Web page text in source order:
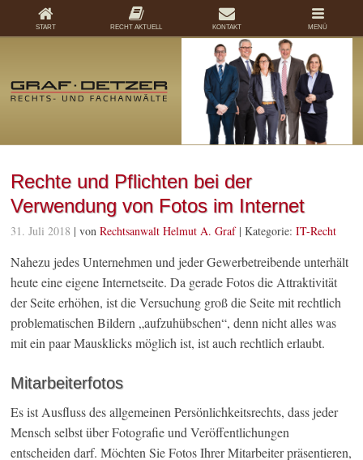
Rechte und Pflichten bei der
Verwendung von Fotos im Internet
31. Juli 2018 | vonRechtsanwalt Helmut A. Graf| Kategorie:IT-Recht
Nahezu jedes Unternehmen und jeder Gewerbetreibende unterhält
heute eine eigene Internetseite. Da gerade Fotos die Attraktivität
der Seite erhöhen, ist die Versuchung groß die Seite mit rechtlich
problematischen Bildern „aufzuhübschen“, denn nicht alles was
mit ein paar Mausklicks möglich ist, ist auch rechtlich erlaubt.
Mitarbeiterfotos
Es ist Ausfluss des allgemeinen Persönlichkeitsrechts, dass jeder
Mensch selbst über Fotografie und Veröffentlichungen
entscheiden darf. Möchten Sie Fotos Ihrer Mitarbeiter präsentieren,
START RECHT AKTUELL KONTAKT MENÜ